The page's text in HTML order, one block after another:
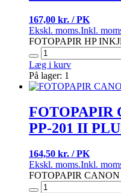
167,00 kr. / PK
Ekskl. moms.Inkl.
FOTOPAPIR HP
Læg i kurv
På lager: 1
FOTOPAPIR
PP-201 II
164,50 kr. / PK
Ekskl. moms.Inkl.
FOTOPAPIR